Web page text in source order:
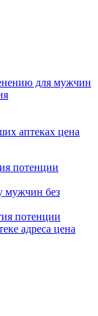
для мужчин
аптеках цена
потенции
мужчин без
потенции
адреса цена